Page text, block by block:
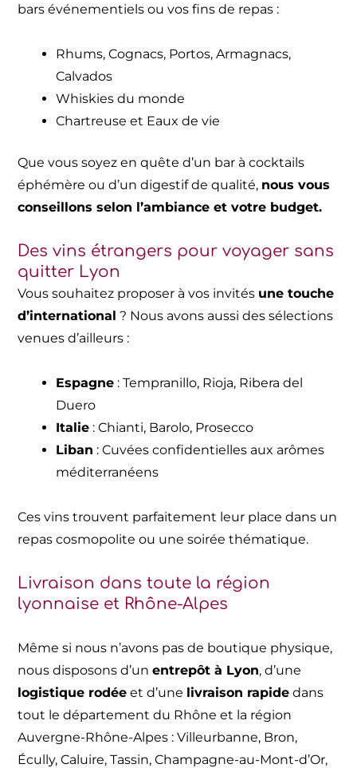
bars événementiels ou vos fins de repas :
Rhums, Cognacs, Portos, Armagnacs,
Calvados
Whiskies du monde
Chartreuse et Eaux de vie
Que vous soyez en quête d’un bar à cocktails
éphémère ou d’un digestif de qualité, nous vous
conseillons selon l’ambiance et votre budget.
Des vins étrangers pour voyager sans
quitter Lyon
Vous souhaitez proposer à vos invités une touche
d’international ? Nous avons aussi des sélections
venues d’ailleurs :
Espagne : Tempranillo, Rioja, Ribera del
Duero
Italie : Chianti, Barolo, Prosecco
Liban : Cuvées confidentielles aux arômes
méditerranéens
Ces vins trouvent parfaitement leur place dans un
repas cosmopolite ou une soirée thématique.
Livraison dans toute la région
lyonnaise et Rhône-Alpes
Même si nous n’avons pas de boutique physique,
nous disposons d’unentrepôt à Lyon, d’une
logistique rodée et d’une livraison rapide dans
tout le département du Rhône et la région
Auvergne-Rhône-Alpes : Villeurbanne, Bron,
Écully, Caluire, Tassin, Champagne-au-Mont-d’Or,